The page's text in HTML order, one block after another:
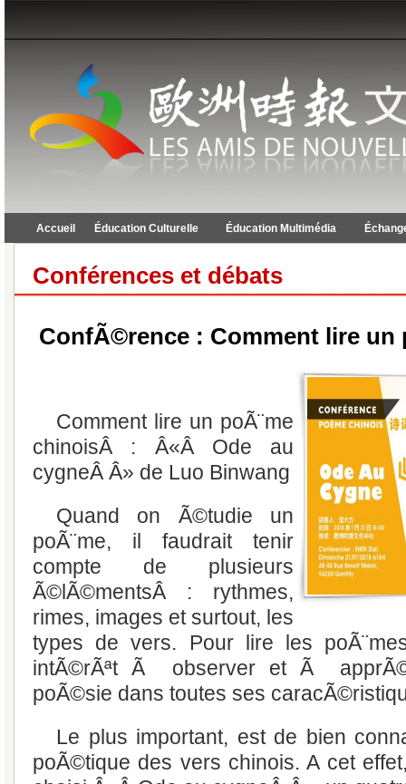
Accueil Éducation Culturelle Éducation Multimédia
Conférences et débats
ConfÃ©rence : Comment lire un
Comment lire un poÃ¨me
chinoisÂ : Â«Â Ode au
cygneÂ Â» de Luo Binwang
Quand on Ã©tudie un
poÃ¨me, il faudrait tenir
compte de plusieurs
Ã©lÃ©mentsÂ : rythmes,
rimes, images et surtout, les
types de vers. Pour lire les
intÃ©rÃªt Ã observer et Ã
poÃ©sie dans toutes ses
Le plus important, est de bien
poÃ©tique des vers chinois. A cet